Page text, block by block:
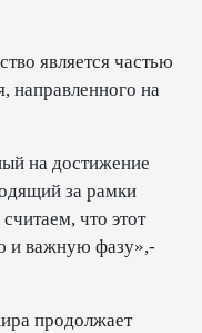
является частью
направленного на
на достижение
за рамки
что этот
и важную фазу»,-
продолжает